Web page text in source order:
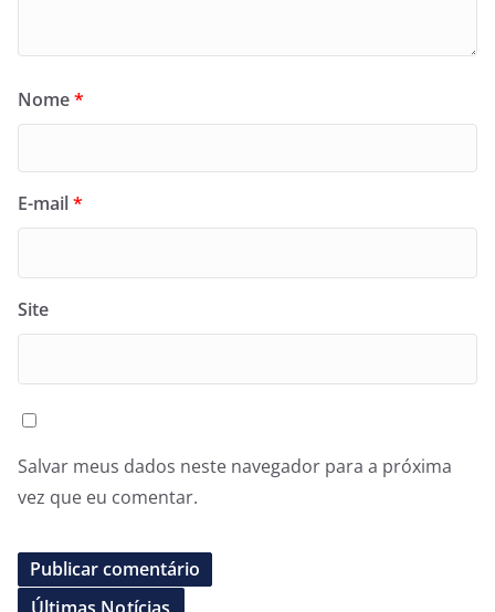
Nome*
E-mail*
Site
Salvar meus dados neste navegador para a próxima
vez que eu comentar.